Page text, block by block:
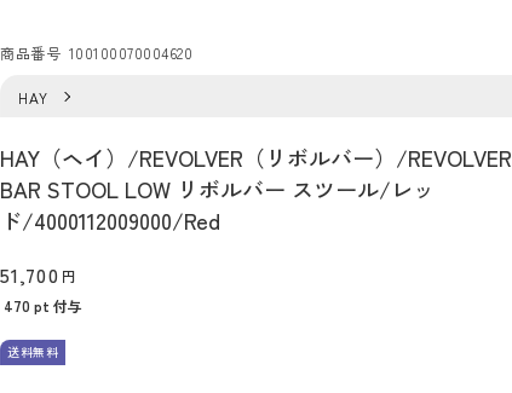
商品番号 100100070004620
HAY
HAY（ヘイ）/REVOLVER（リボルバー）/REVOLVER
BAR STOOL LOW リボルバー スツール/レッ
ド/4000112009000/Red
51,700
470 pt 付与
送料無料